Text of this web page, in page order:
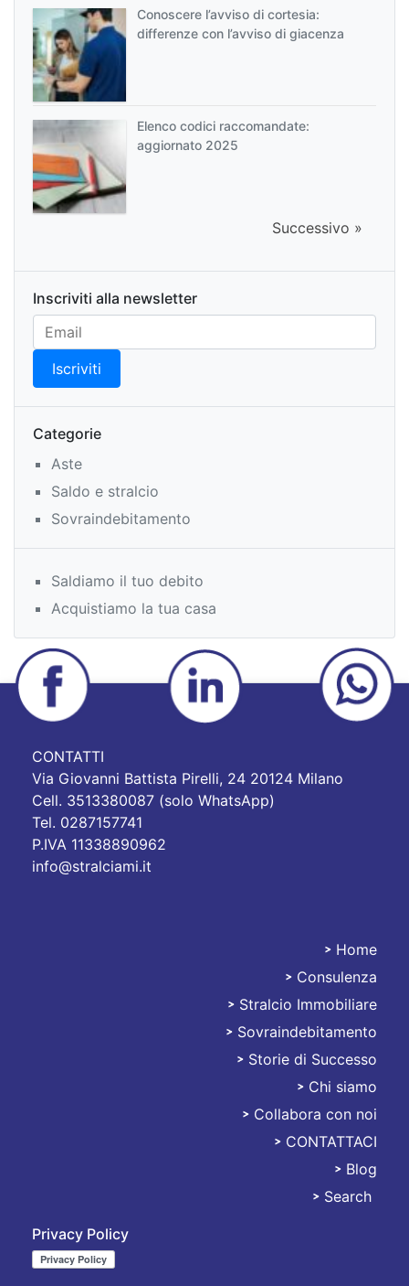
Conoscere l’avviso di cortesia:
differenze con l’avviso di giacenza
Elenco codici raccomandate:
aggiornato 2025
Successivo »
Inscriviti alla newsletter
Categorie
Aste
Saldo e stralcio
Sovraindebitamento
Saldiamo il tuo debito
Acquistiamo la tua casa
CONTATTI
Via Giovanni Battista Pirelli, 24 20124 Milano
Cell. 3513380087 (solo WhatsApp)
Tel. 0287157741
P.IVA 11338890962
info@stralciami.it
Home
Consulenza
Stralcio Immobiliare
Sovraindebitamento
Storie di Successo
Chi siamo
Collabora con noi
CONTATTACI
Blog
Search
Privacy Policy